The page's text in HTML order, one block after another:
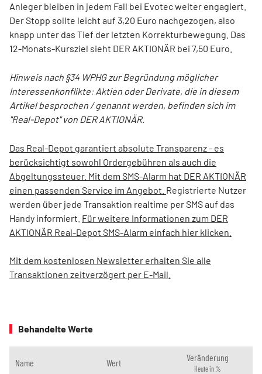
Anleger bleiben in jedem Fall bei Evotec weiter engagiert.
Der Stopp sollte leicht auf 3,20 Euro nachgezogen, also
knapp unter das Tief der letzten Korrekturbewegung. Das
12-Monats-Kursziel sieht DER AKTIONÄR bei 7,50 Euro.
Hinweis nach §34 WPHG zur Begründung möglicher
Interessenkonflikte: Aktien oder Derivate, die in diesem
Artikel besprochen / genannt werden, befinden sich im
"Real-Depot" von DER AKTIONÄR.
Das Real-Depot garantiert absolute Transparenz - es
berücksichtigt sowohl Ordergebühren als auch die
Abgeltungssteuer. Mit dem SMS-Alarm hat DER AKTIONÄR
einen passenden Service im Angebot. Registrierte Nutzer
werden über jede Transaktion realtime per SMS auf das
Handy informiert. Für weitere Informationen zum DER
AKTIONÄR Real-Depot SMS-Alarm einfach hier klicken.
Mit dem kostenlosen Newsletter erhalten Sie alle
Transaktionen zeitverzögert per E-Mail.
Behandelte Werte
Name Wert Veränderung
Heute in %